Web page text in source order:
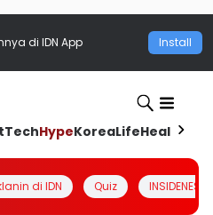
di IDN App Install
TechHypeKoreaLifeHealth
di IDN Quiz INSIDENESIA